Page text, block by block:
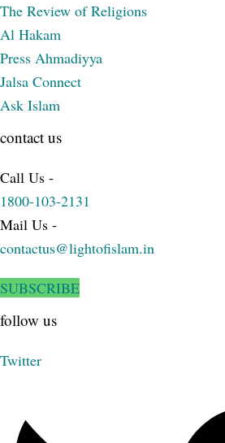
The Review of Religions
Al Hakam
Press Ahmadiyya
Jalsa Connect
Ask Islam
contact us
Call Us -
1800-103-2131
Mail Us -
contactus@lightofislam.in
SUBSCRIBE
follow us
Twitter